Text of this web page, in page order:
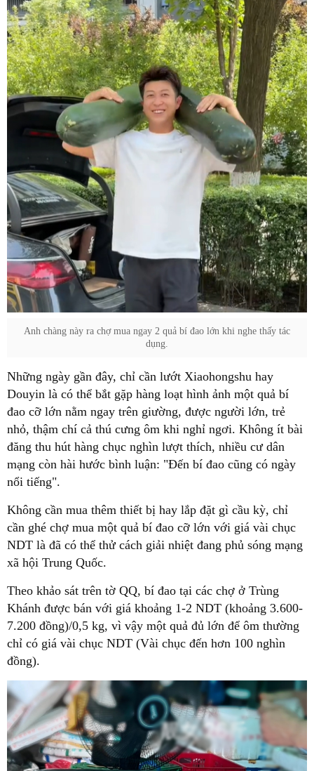
Anh chàng này ra chợ mua ngay 2 quả bí đao lớn khi nghe thấy tác
dụng.
Những ngày gần đây, chỉ cần lướt Xiaohongshu hay
Douyin là có thể bắt gặp hàng loạt hình ảnh một quả bí
đao cỡ lớn nằm ngay trên giường, được người lớn, trẻ
nhỏ, thậm chí cả thú cưng ôm khi nghỉ ngơi. Không ít bài
đăng thu hút hàng chục nghìn lượt thích, nhiều cư dân
mạng còn hài hước bình luận: "Đến bí đao cũng có ngày
nổi tiếng".
Không cần mua thêm thiết bị hay lắp đặt gì cầu kỳ, chỉ
cần ghé chợ mua một quả bí đao cỡ lớn với giá vài chục
NDT là đã có thể thử cách giải nhiệt đang phủ sóng mạng
xã hội Trung Quốc.
Theo khảo sát trên tờ QQ, bí đao tại các chợ ở Trùng
Khánh được bán với giá khoảng 1-2 NDT (khoảng 3.600-
7.200 đồng)/0,5 kg, vì vậy một quả đủ lớn để ôm thường
chỉ có giá vài chục NDT (Vài chục đến hơn 100 nghìn
đồng).